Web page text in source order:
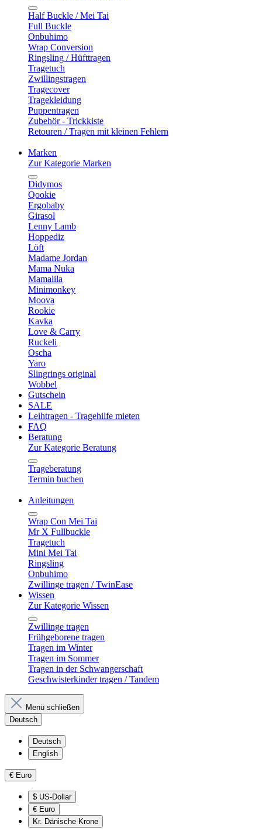
Half Buckle / Mei Tai
Full Buckle
Onbuhimo
Wrap Conversion
Ringsling / Hüfttragen
Tragetuch
Zwillingstragen
Tragecover
Tragekleidung
Puppentragen
Zubehör - Trickkiste
Retouren / Tragen mit kleinen Fehlern
Marken
Zur Kategorie Marken
Didymos
Qookie
Ergobaby
Girasol
Lenny Lamb
Hoppediz
Löft
Madame Jordan
Mama Nuka
Mamalila
Minimonkey
Moova
Rookie
Kavka
Love & Carry
Ruckeli
Oscha
Yaro
Slingrings original
Wobbel
Gutschein
SALE
Leihtragen - Tragehilfe mieten
FAQ
Beratung
Zur Kategorie Beratung
Trageberatung
Termin buchen
Anleitungen
Wrap Con Mei Tai
Mr X Fullbuckle
Tragetuch
Mini Mei Tai
Ringsling
Onbuhimo
Zwillinge tragen / TwinEase
Wissen
Zur Kategorie Wissen
Zwillinge tragen
Frühgeborene tragen
Tragen im Winter
Tragen im Sommer
Tragen in der Schwangerschaft
Geschwisterkinder tragen / Tandem
Menü schließen
Deutsch
Deutsch
English
€ Euro
$ US-Dollar
€ Euro
Kr. Dänische Krone